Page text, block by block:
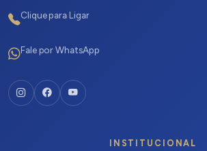
Clique para Ligar
Fale por WhatsApp
INSTITUCIONAL